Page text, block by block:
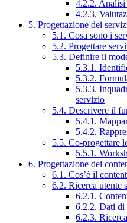
4.2.2. Analisi
4.2.3.
5. Progettazione dei
5.1. Cosa sono i
5.2. Progettare
5.3. Definire il
5.3.1.
5.3.2.
5.3.3.
servizio
5.4. Descrivere il
5.4.1.
5.4.2.
5.5. Co-progettare
5.5.1.
6. Progettazione dei
6.1. Cos’è il
6.2. Ricerca utente
6.2.1.
6.2.2. Dati di
6.2.3.